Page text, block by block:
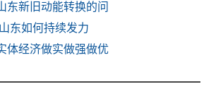
东新旧动能转换的问
东如何持续发力
体经济做实做强做优